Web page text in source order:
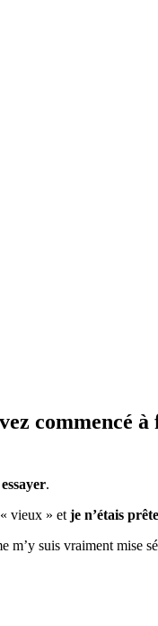
commencé
.
vieux » et je n’étais
m’y suis vraiment mise